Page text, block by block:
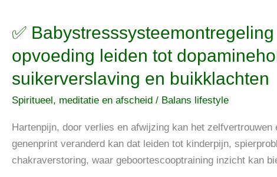
✅
opvoeding leiden tot
suikerverslaving en buikklachten
Spiritueel, meditatie en afscheid / Balans lifestyle
Hartenpijn, door verlies en afwijzing kan het zelfvertrouwen
genenprint veranderd kan dat leiden tot kinderpijn,
chakraverstoring, waar geboortescooptraining inzicht kan
✅
Babystresssysteemontregeling
kan
tijdens
de
leiden
tot
dopaminehonger,